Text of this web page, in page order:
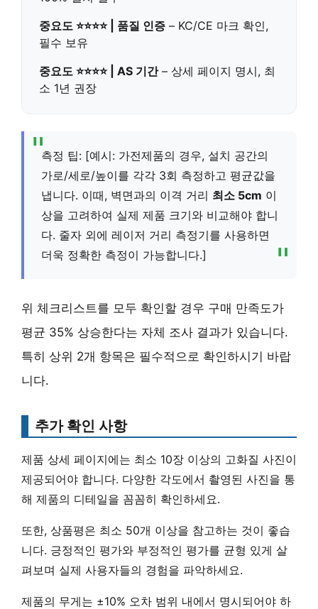
중요도 ⭐⭐⭐⭐ | 품질 인증 – KC/CE 마크 확인,
필수 보유
중요도 ⭐⭐⭐⭐ | AS 기간– 상세 페이지 명시, 최
소 1년 권장
측정 팁: [예시: 가전제품의 경우, 설치 공간의
가로/세로/높이를 각각 3회 측정하고 평균값을
냅니다. 이때, 벽면과의 이격 거리 최소 5cm 이
상을 고려하여 실제 제품 크기와 비교해야 합니
다. 줄자 외에 레이저 거리 측정기를 사용하면
더욱 정확한 측정이 가능합니다.]
위 체크리스트를 모두 확인할 경우 구매 만족도가
평균 35% 상승한다는 자체 조사 결과가 있습니다.
특히 상위 2개 항목은 필수적으로 확인하시기 바랍
니다.
추가 확인 사항
제품 상세 페이지에는 최소 10장 이상의 고화질 사진이
제공되어야 합니다. 다양한 각도에서 촬영된 사진을 통
해 제품의 디테일을 꼼꼼히 확인하세요.
또한, 상품평은 최소 50개 이상을 참고하는 것이 좋습
니다. 긍정적인 평가와 부정적인 평가를 균형 있게 살
펴보며 실제 사용자들의 경험을 파악하세요.
제품의 무게는 ±10% 오차 범위 내에서 명시되어야 하